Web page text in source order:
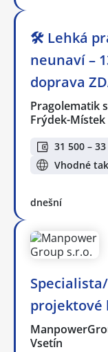
🛠️ Lehká
neunaví –
doprava
Pragolematik
Frýdek-Místek
31 500 –
Vhodné
dnešní
projektové
Vsetín